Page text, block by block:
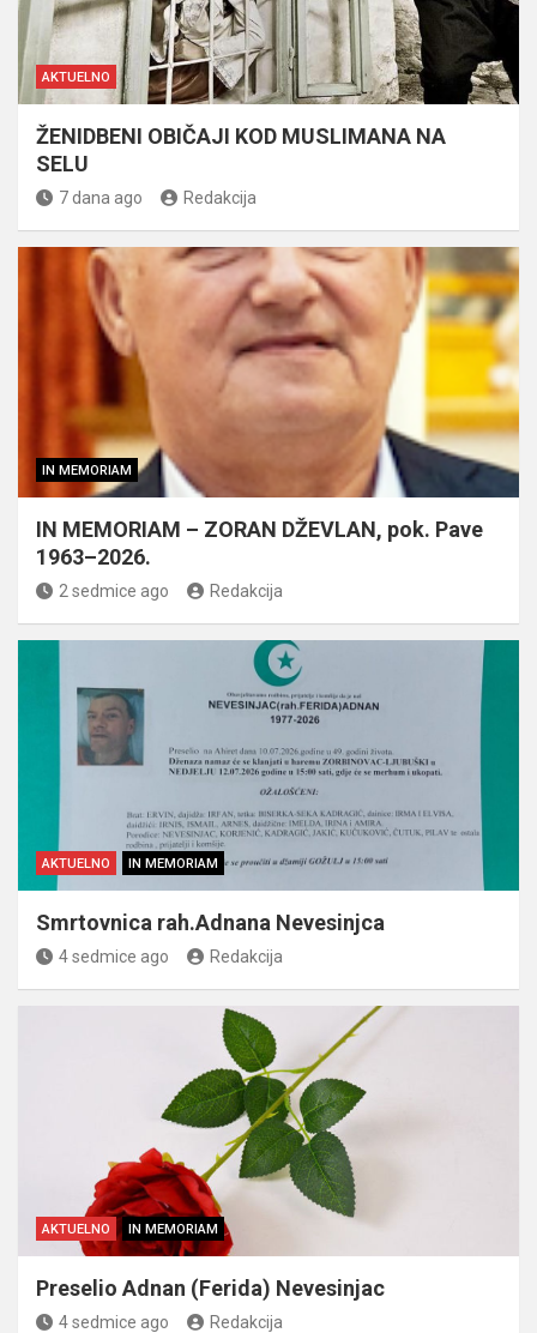
AKTUELNO
ŽENIDBENI OBIČAJI KOD MUSLIMANA NA
SELU
7 dana ago Redakcija
IN MEMORIAM
IN MEMORIAM – ZORAN DŽEVLAN, pok. Pave
1963–2026.
2 sedmice ago Redakcija
AKTUELNO IN MEMORIAM
Smrtovnica rah.Adnana Nevesinjca
4 sedmice ago Redakcija
AKTUELNO IN MEMORIAM
Preselio Adnan (Ferida) Nevesinjac
4 sedmice ago Redakcija